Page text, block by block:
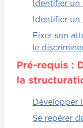
l'enfant doit y
le sucré ?
salées ? Est-
montagne ?
Ensuite, une
toutes les
questionner
des amis,
Identifier un
Identifier un
Fixer son
le
Pré-requis :
la
Développer
Se repérer